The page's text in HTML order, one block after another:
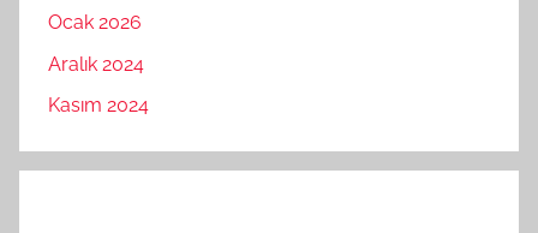
Ocak 2026
Aralık 2024
Kasım 2024